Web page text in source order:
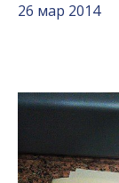
26 мар 2014